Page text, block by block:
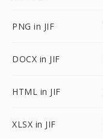
PNG in JIF
DOCX in JIF
HTML in JIF
XLSX in JIF